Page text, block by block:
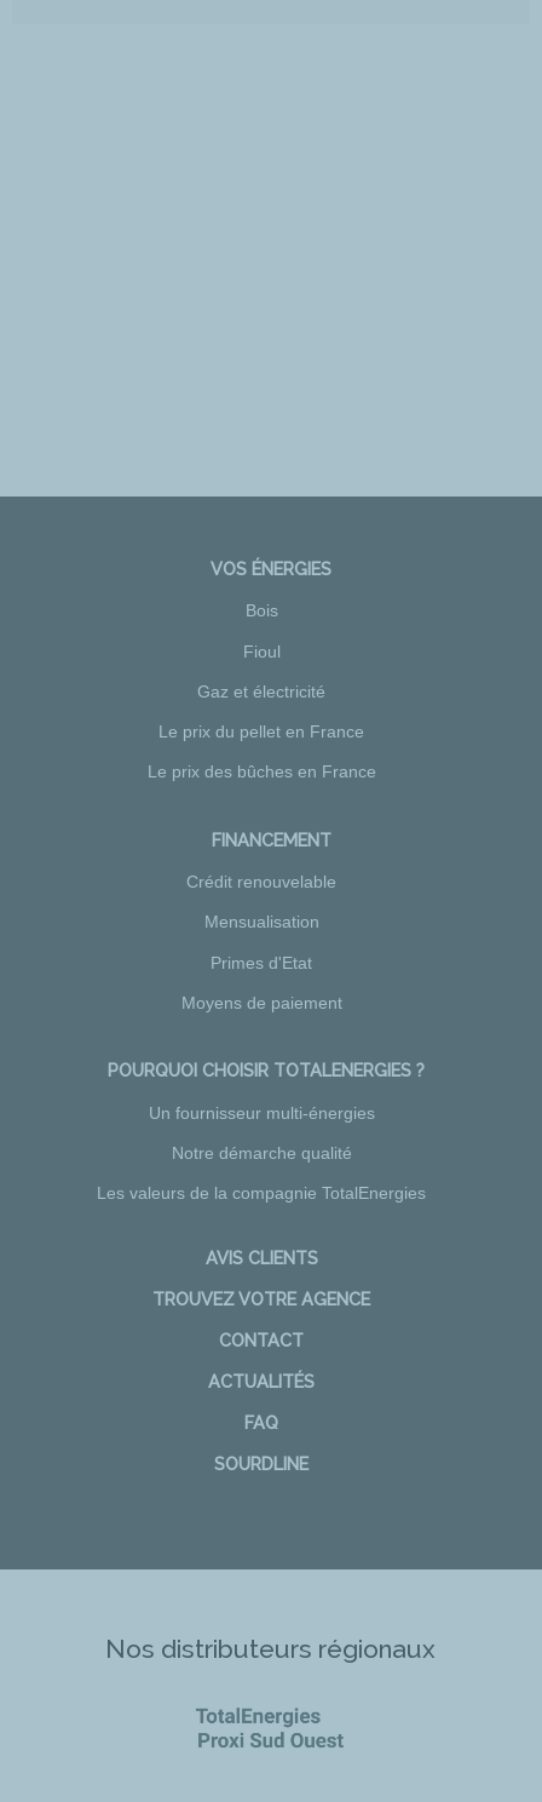
VOS ÉNERGIES
Bois
Fioul
Gaz et électricité
Le prix du pellet en France
Le prix des bûches en France
FINANCEMENT
Crédit renouvelable
Mensualisation
Primes d'Etat
Moyens de paiement
POURQUOI CHOISIR TOTALENERGIES ?
Un fournisseur multi-énergies
Notre démarche qualité
Les valeurs de la compagnie TotalEnergies
AVIS CLIENTS
TROUVEZ VOTRE AGENCE
CONTACT
ACTUALITÉS
FAQ
SOURDLINE
Nos distributeurs régionaux